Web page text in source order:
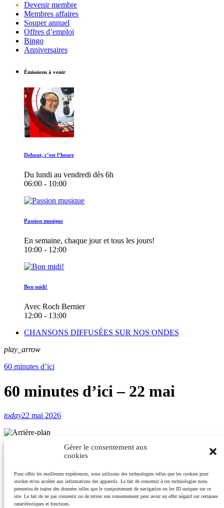
Gérer le consentement aux
cookies
Pour offrir les meilleures expériences, nous utilisons des technologies telles que les cookies pour
stocker et/ou accéder aux informations des appareils. Le fait de consentir à ces technologies nous
permettra de traiter des données telles que le comportement de navigation ou les ID uniques sur ce
site. Le fait de ne pas consentir ou de retirer son consentement peut avoir un effet négatif sur certaines
caractéristiques et fonctions.
Devenir membre
Membres affaires
Souper annuel
Offres d’emploi
Bingo
Anniversaires
Émissions à venir
Debout, c’est l’heure
Du lundi au vendredi dès 6h
06:00 - 10:00
Passion musique
En semaine, chaque jour et tous les jours!
10:00 - 12:00
Bon midi!
Avec Roch Bernier
12:00 - 13:00
CHANSONS DIFFUSÉES SUR NOS ONDES
play_arrow
60 minutes d’ici
60 minutes d’ici – 22 mai
today22 mai 2026
play_arrow